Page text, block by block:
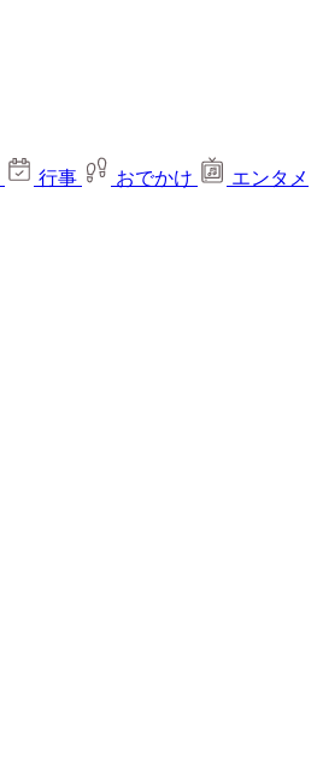
行事 おでかけ
エンタメ